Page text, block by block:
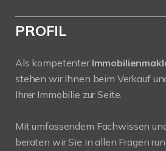
PROFIL
Als kompetenter
stehen wir Ihnen beim Verkauf
Ihrer Immobilie zur Seite.
Mit umfassendem Fachwissen
beraten wir Sie in allen Fragen